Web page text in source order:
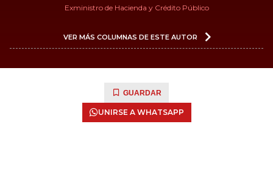
Exministro de Hacienda y Crédito Público
VER MÁS COLUMNAS DE ESTE AUTOR
GUARDAR
UNIRSE A WHATSAPP